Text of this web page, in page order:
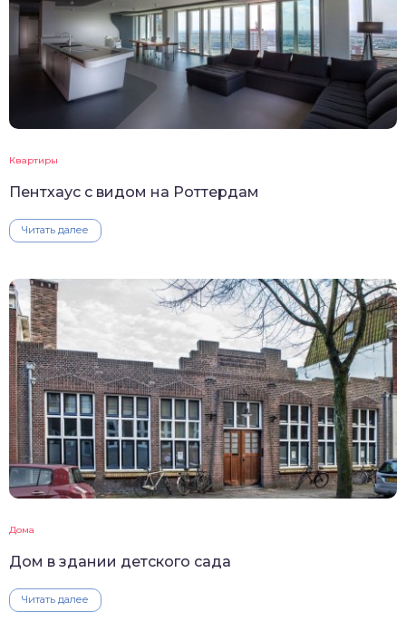
Квартиры
Пентхаус с видом на Роттердам
Читать далее
Дома
Дом в здании детского сада
Читать далее